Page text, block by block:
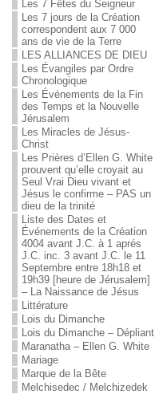
Les 7 Fêtes du Seigneur
Les 7 jours de la Création
correspondent aux 7 000
ans de vie de la Terre
LES ALLIANCES DE DIEU
Les Évangiles par Ordre
Chronologique
Les Événements de la Fin
des Temps et la Nouvelle
Jérusalem
Les Miracles de Jésus-
Christ
Les Prières d’Ellen G. White
prouvent qu’elle croyait au
Seul Vrai Dieu vivant et
Jésus le confirme – PAS un
dieu de la trinité
Liste des Dates et
Événements de la Création
4004 avant J.C. à 1 aprés
J.C. inc. 3 avant J.C. le 11
Septembre entre 18h18 et
19h39 [heure de Jérusalem]
– La Naissance de Jésus
Littérature
Lois du Dimanche
Lois du Dimanche – Dépliant
Maranatha – Ellen G. White
Mariage
Marque de la Bête
Melchisedec / Melchizedek